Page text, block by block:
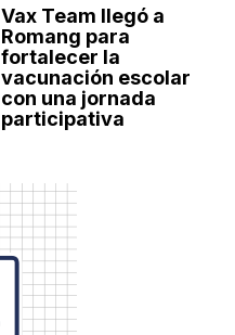
Vax Team llegó a
Romang para
fortalecer la
vacunación escolar
con una jornada
participativa